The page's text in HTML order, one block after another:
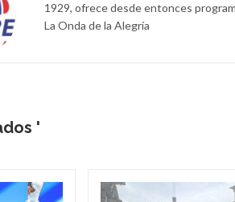
1929, ofrece desde entonces
La Onda de la Alegría
'